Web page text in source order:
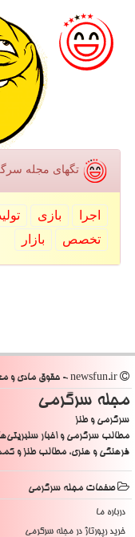
تگهای مجله
اجرا بازی
تخصص
بازار
مجله سرگرمی
سرگرمی و طنز
مطالب سرگرمی و اخبار
فرهنگی و هنری، مطالب طنز و
صفحات مجله سرگرمی
درباره ما
خرید رپورتاژ در مجله سرگرمی